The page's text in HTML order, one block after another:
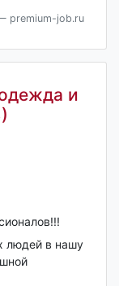
premium-job.ru
и
людей в нашу